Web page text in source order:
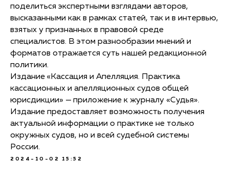
поделиться экспертными взглядами авторов,
высказанными как в рамках статей, так и в интервью,
взятых у признанных в правовой среде
специалистов. В этом разнообразии мнений и
форматов отражается суть нашей редакционной
политики.
Издание «Кассация и Апелляция. Практика
кассационных и апелляционных судов общей
юрисдикции» — приложение к журналу «Судья».
Издание предоставляет возможность получения
актуальной информации о практике не только
окружных судов, но и всей судебной системы
России.
2024-10-02 15:52